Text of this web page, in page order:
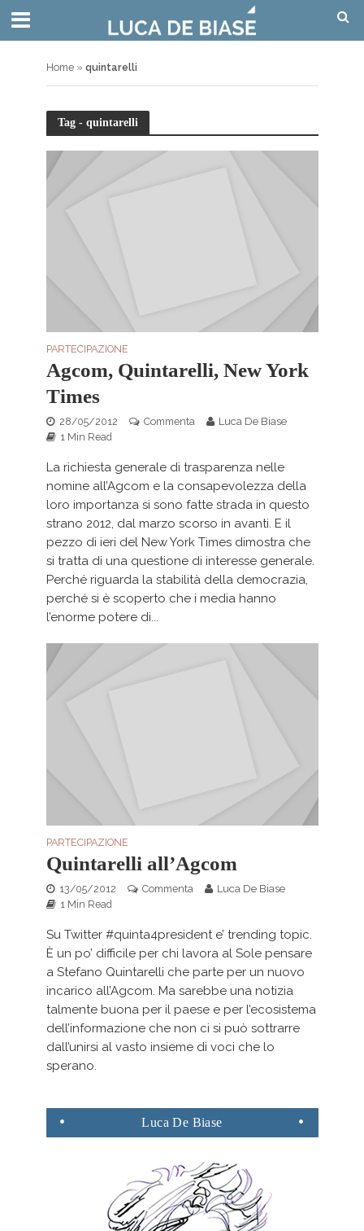
Home» quintarelli
Tag - quintarelli
PARTECIPAZIONE
Agcom, Quintarelli, New York
Times
28/05/2012 Commenta
Luca De Biase
1 Min Read
La richiesta generale di trasparenza nelle
nomine all’Agcom e la consapevolezza della
loro importanza si sono fatte strada in questo
strano 2012, dal marzo scorso in avanti. E il
pezzo di ieri del New York Times dimostra che
si tratta di una questione di interesse generale.
Perché riguarda la stabilità della democrazia,
perché si è scoperto che i media hanno
l’enorme potere di...
PARTECIPAZIONE
Quintarelli all’Agcom
13/05/2012 Commenta
Luca De Biase
1 Min Read
Su Twitter #quinta4president e’ trending topic.
È un po’ difficile per chi lavora al Sole pensare
a Stefano Quintarelli che parte per un nuovo
incarico all’Agcom. Ma sarebbe una notizia
talmente buona per il paese e per l’ecosistema
dell’informazione che non ci si può sottrarre
dall’unirsi al vasto insieme di voci che lo
sperano.
Luca De Biase